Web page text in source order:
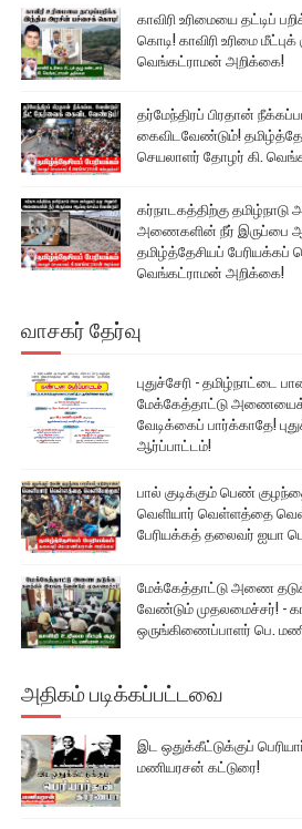
காவிரி உரிமையை தட்டிப்
கொடி! காவிரி உரிமை
வெங்கட்ராமன் அறிக்கை!
தர்மேந்திரப் பிரதான்
கைவிடவேண்டும்!
செயலாளர் தோழர் கி.
கர்நாடகத்திற்கு தமிழ்நாடு
அணைகளின் நீர் இருப்பை
தமிழ்த்தேசியப்
வெங்கட்ராமன் அறிக்கை!
வாசகர் தேர்வு
புதுச்சேரி - தமிழ்நாட்டை
மேக்கேத்தாட்டு அணையைக்
வேடிக்கைப் பார்க்காதே!
ஆர்ப்பாட்டம்!
பால் குடிக்கும் பெண்
வெளியார் வெள்ளத்தை
பேரியக்கத் தலைவர் ஐயா
மேக்கேத்தாட்டு அணை
வேண்டும் முதலமைச்சர்! -
ஒருங்கிணைப்பாளர் பெ.
அதிகம் படிக்கப்பட்டவை
இட ஒதுக்கீட்டுக்குப்
மணியரசன் கட்டுரை!